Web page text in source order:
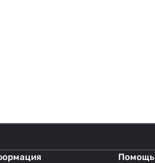
Помощь